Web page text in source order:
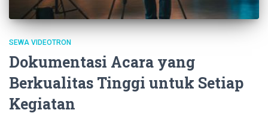
SEWA VIDEOTRON
Dokumentasi Acara yang
Berkualitas Tinggi untuk Setiap
Kegiatan